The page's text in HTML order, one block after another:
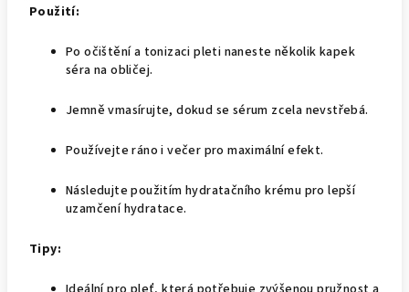
Použití:
Po očištění a tonizaci pleti naneste několik kapek
séra na obličej.
Jemně vmasírujte, dokud se sérum zcela nevstřebá.
Používejte ráno i večer pro maximální efekt.
Následujte použitím hydratačního krému pro lepší
uzamčení hydratace.
Tipy: